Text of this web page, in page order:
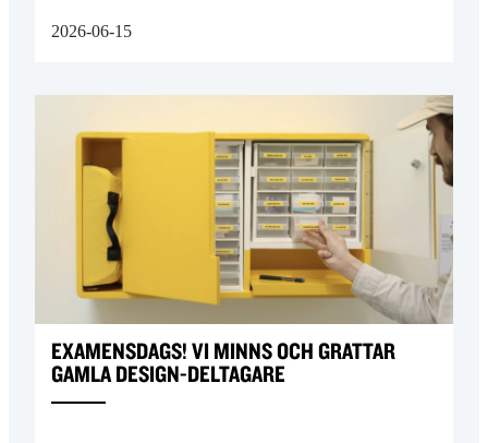
2026-06-15
EXAMENSDAGS! VI MINNS OCH GRATTAR
GAMLA DESIGN-DELTAGARE